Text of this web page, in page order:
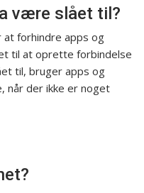
være slået til?
at forhindre apps og
til at oprette forbindelse
til, bruger apps og
når der ikke er noget